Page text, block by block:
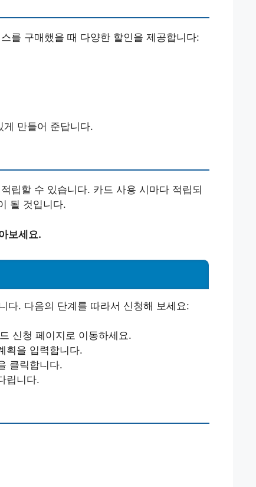
를 구매했을 때 다양한 할인을 제공합니다:
만들어 준답니다.
립할 수 있습니다. 카드 사용 시마다 적립되
될 것입니다.
보세요.
다. 다음의 단계를 따라서 신청해 보세요:
신청 페이지로 이동하세요.
획을 입력합니다.
클릭합니다.
립니다.